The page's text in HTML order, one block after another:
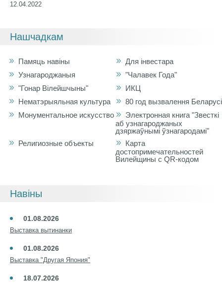
12.04.2022
Нашчадкам
Памяць навіны
Для інвестара
Узнагароджаныя
"Чалавек Года"
"Гонар Вілейшчыны"
ИКЦ
Нематэрыяльная культура
80 год вызвалення Беларусі
Монументальное искусство
Электронная книга "Звесткі
аб узнагароджаных
дзяржаўнымі ўзнагародамі"
Религиозные объекты
Карта
достопримечательностей
Вилейщины с QR-кодом
Навіны
01.08.2026
Выставка вытинанки
01.08.2026
Выставка "Другая Япония"
18.07.2026